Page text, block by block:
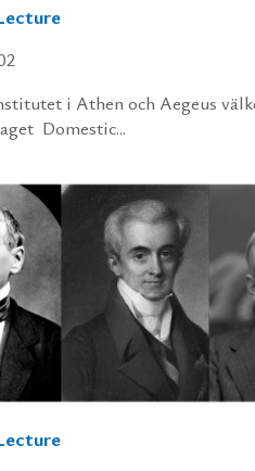
i Athen och Ae­geus
Domestic...